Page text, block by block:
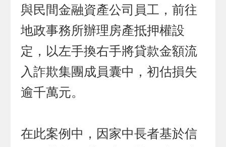
與民間金融資產公司員工，前往
地政事務所辦理房產抵押權設
定，以左手換右手將貸款金額流
入詐欺集團成員囊中，初估損失
逾千萬元。
在此案例中，因家中長者基於信